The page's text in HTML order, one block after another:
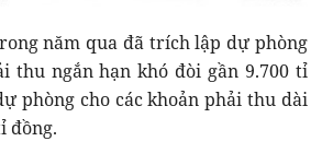
năm qua đã trích lập dự phòng
thu ngắn hạn khó đòi gần 9.700 tỉ
phòng cho các khoản phải thu dài
đồng.